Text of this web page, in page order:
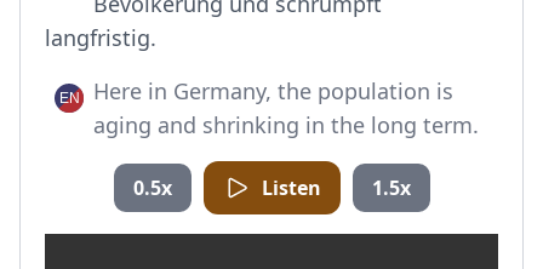
langfristig.
Here in Germany, the population is
aging and shrinking in the long term.
0.5x Listen 1.5x